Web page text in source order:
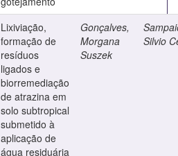
Lixiviação,
formação de
resíduos
ligados e
biorremediação
de atrazina em
solo subtropical
submetido à
aplicação de
água residuária
Gonçalves,
Morgana
Suszek
Silvio